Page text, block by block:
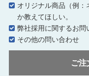
オリジナル商品（例
か教えてほしい。
弊社採用に関するお問
その他の問い合わせ
ご注